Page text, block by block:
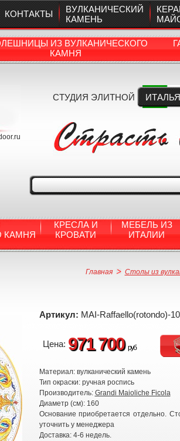
КОНТАКТЫ
ВУЛКАНИЧЕСКИЙ
КАМЕНЬ
ИЗ ВУЛКАНИЧЕСКОГО
КАМНЯ
СТУДИЯ ЭЛИТНОЙ
КАМНЯ
КРЕСЛА И
КРОВАТИ
МЕБЕЛЬ ИЗ
ИТАЛИИ
Главная Столы из
Артикул: MAI-Raffaello(rotondo)-10
Цена: 971 700 руб
Материал: вулканический камень
Тип окраски: ручная роспись
Производитель: Grandi Maioliche Ficola
Диаметр (см): 160
Основание приобретается отдельно.
уточнить у менеджера
Доставка: 4-6 недель.